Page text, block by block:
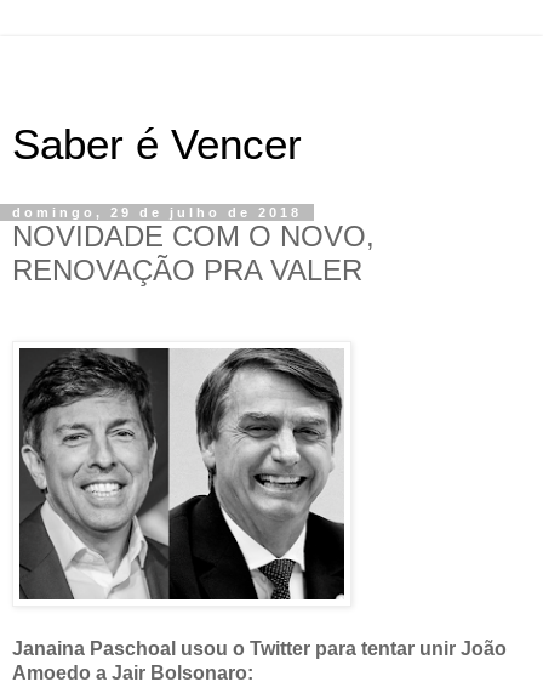
Saber é Vencer
domingo, 29 de julho de 2018
NOVIDADE COM O NOVO,
RENOVAÇÃO PRA VALER
Janaina Paschoal usou o Twitter para tentar unir João
Amoedo a Jair Bolsonaro: